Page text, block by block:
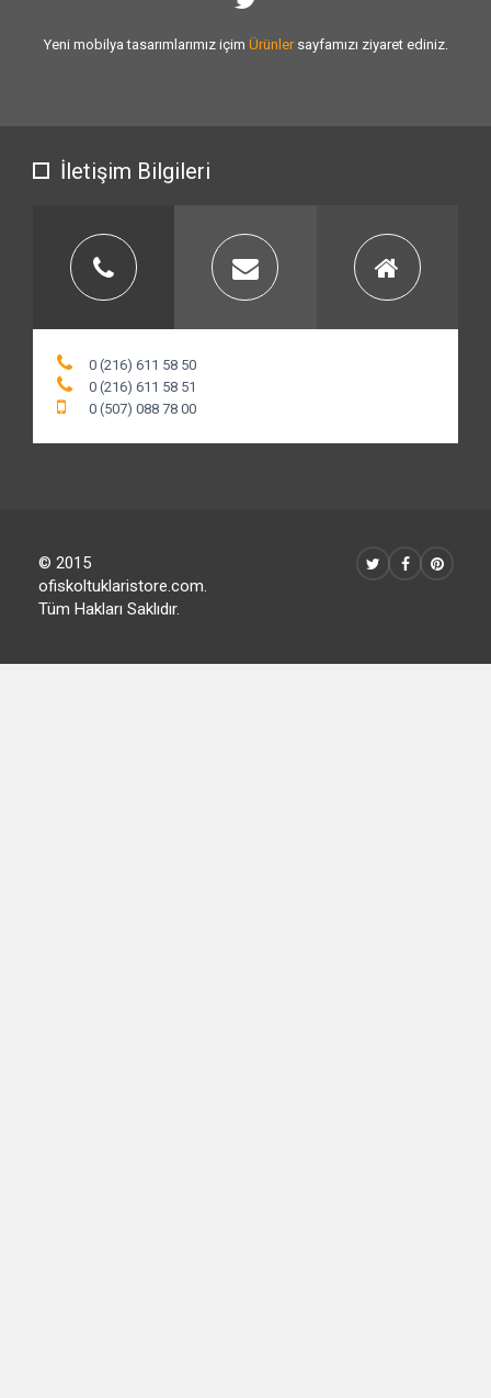
Sizlere vermiş olduğumuzhizmet kalitesiniartırmak için var gücümüzle
İletişim Bilgileri
0 (216) 611 58 50
0 (216) 611 58 51
0 (507) 088 78 00
© 2015
ofiskoltuklaristore.com.
Tüm Hakları Saklıdır.